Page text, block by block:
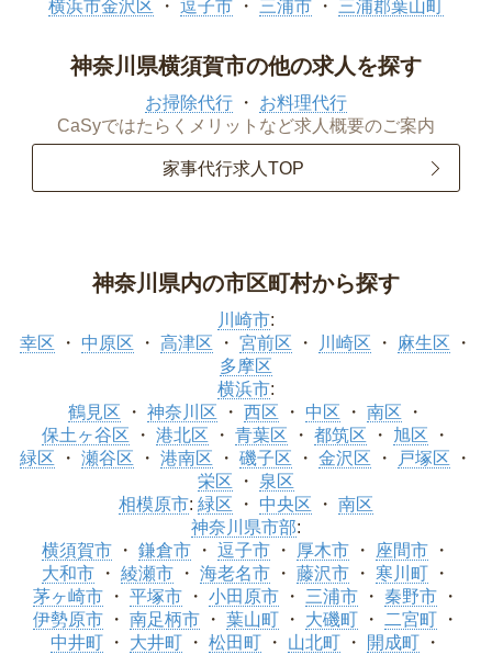
横浜市金沢区 逗子市 三浦市 三浦郡葉山町
神奈川県横須賀市の他の求人を探す
お掃除代行
お料理代行
CaSyではたらくメリットなど求人概要のご案内
家事代行求人TOP
神奈川県内の市区町村から探す
川崎市:
幸区
中原区 高津区 宮前区 川崎区
麻生区
多摩区
横浜市:
鶴見区
神奈川区 西区 中区
南区
保土ヶ谷区
港北区 青葉区 都筑区
旭区
緑区
瀬谷区 港南区 磯子区 金沢区
戸塚区
栄区
泉区
相模原市: 緑区 中央区
南区
神奈川県市部:
横須賀市
鎌倉市 逗子市 厚木市
座間市
大和市
綾瀬市 海老名市 藤沢市
寒川町
茅ヶ崎市
平塚市 小田原市 三浦市
秦野市
伊勢原市
南足柄市 葉山町 大磯町
二宮町
中井町
大井町 松田町 山北町
開成町